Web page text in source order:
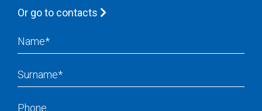
Or go to contacts
Name
Surname
Phone